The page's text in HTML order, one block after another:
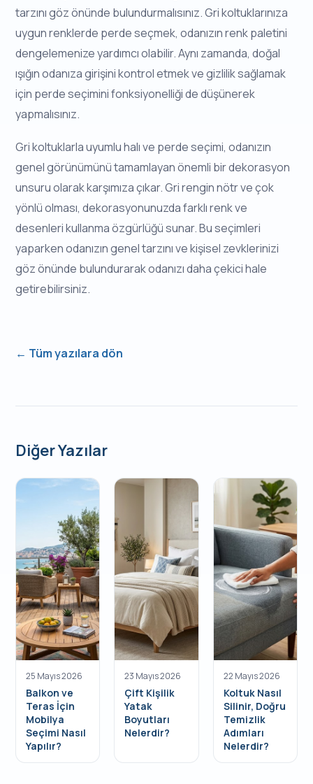
tarzını göz önünde bulundurmalısınız. Gri koltuklarınıza
uygun renklerde perde seçmek, odanızın renk paletini
dengelemenize yardımcı olabilir. Aynı zamanda, doğal
ışığın odanıza girişini kontrol etmek ve gizlilik sağlamak
için perde seçimini fonksiyonelliği de düşünerek
yapmalısınız.
Gri koltuklarla uyumlu halı ve perde seçimi, odanızın
genel görünümünü tamamlayan önemli bir dekorasyon
unsuru olarak karşımıza çıkar. Gri rengin nötr ve çok
yönlü olması, dekorasyonunuzda farklı renk ve
desenleri kullanma özgürlüğü sunar. Bu seçimleri
yaparken odanızın genel tarzını ve kişisel zevklerinizi
göz önünde bulundurarak odanızı daha çekici hale
getirebilirsiniz.
← Tüm yazılara dön
Diğer Yazılar
25 Mayıs 2026
Balkon ve
Teras İçin
Mobilya
Seçimi Nasıl
Yapılır?
23 Mayıs 2026
Çift Kişilik
Yatak
Boyutları
Nelerdir?
22 Mayıs 2026
Koltuk Nasıl
Silinir, Doğru
Temizlik
Adımları
Nelerdir?